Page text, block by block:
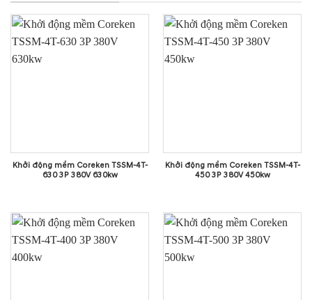
Khởi động mềm Coreken TSSM-4T-
630 3P 380V 630kw
Khởi động mềm Coreken TSSM-4T-
450 3P 380V 450kw